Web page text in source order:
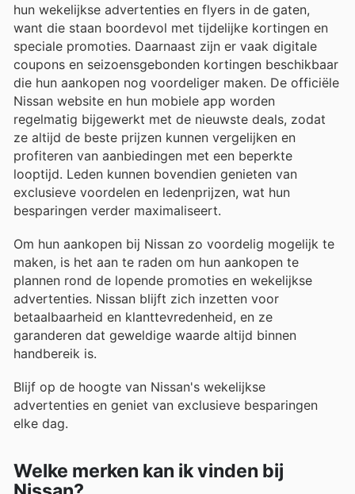
hun wekelijkse advertenties en flyers in de gaten,
want die staan boordevol met tijdelijke kortingen en
speciale promoties. Daarnaast zijn er vaak digitale
coupons en seizoensgebonden kortingen beschikbaar
die hun aankopen nog voordeliger maken. De officiële
Nissan website en hun mobiele app worden
regelmatig bijgewerkt met de nieuwste deals, zodat
ze altijd de beste prijzen kunnen vergelijken en
profiteren van aanbiedingen met een beperkte
looptijd. Leden kunnen bovendien genieten van
exclusieve voordelen en ledenprijzen, wat hun
besparingen verder maximaliseert.
Om hun aankopen bij Nissan zo voordelig mogelijk te
maken, is het aan te raden om hun aankopen te
plannen rond de lopende promoties en wekelijkse
advertenties. Nissan blijft zich inzetten voor
betaalbaarheid en klanttevredenheid, en ze
garanderen dat geweldige waarde altijd binnen
handbereik is.
Blijf op de hoogte van Nissan's wekelijkse
advertenties en geniet van exclusieve besparingen
elke dag.
Welke merken kan ik vinden bij